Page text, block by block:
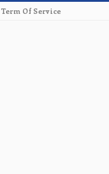
Term Of Service